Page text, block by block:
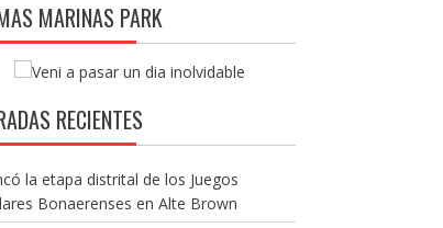
MARINAS PARK
RECIENTES
la etapa distrital de los Juegos
Bonaerenses en Alte Brown